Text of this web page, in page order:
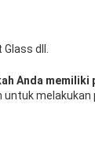
dll.
Anda memiliki
untuk